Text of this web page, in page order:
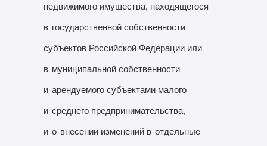
недвижимого имущества, находящегося
в государственной собственности
субъектов Российской Федерации или
в муниципальной собственности
и арендуемого субъектами малого
и среднего предпринимательства,
и о внесении изменений в отдельные